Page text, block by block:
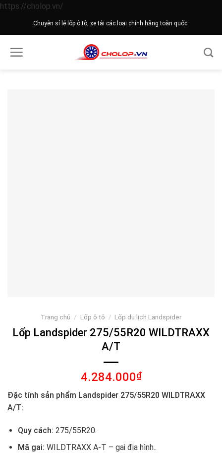
https://cholop.vn/
to
Chuyên sỉ lẻ lốp ô tô, xe tải các loại chính hãng toàn quốc.
Trang chủ / Lốp ô tô / Lốp du lịch Landspider
Lốp Landspider 275/55R20 WILDTRAXX
A/T
4.284.000₫
Đặc tính sản phẩm Landspider 275/55R20 WILDTRAXX
A/T:
Quy cách: 275/55R20.
Mã gai: WILDTRAXX A-T – gai địa hình..